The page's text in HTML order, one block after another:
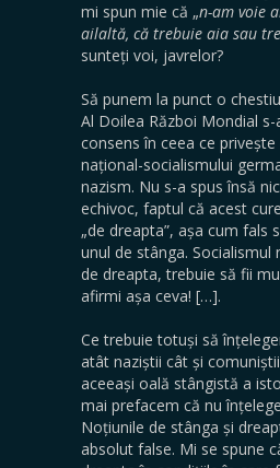
mi spun mie că „n-am voie
ailaltă, că trebuie aia sau
sunteți voi, javrelor?
Să punem la punct o
Al Doilea Război Mondial
consens în ceea ce
național-socialismului
nazism. Nu s-a spus însă
echivoc, faptul că acest
„de dreapta”, așa cum fals
unul de stânga. Socialismul
de dreapta, trebuie să fii
afirmi așa ceva! […].
Ce trebuie totuși să
atât naziștii cât și
aceeași oală stângistă a
mai prefacem că nu
Noțiunile de stânga și
absolut false. Mi se spune